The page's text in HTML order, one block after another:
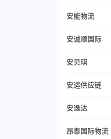
安能物流
安诚顺国际
安贝琪
安运供应链
安逸达
昂泰国际物流